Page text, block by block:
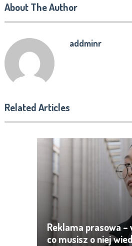
About The Author
addminr
Related Articles
Reklama prasowa
co musisz o niej